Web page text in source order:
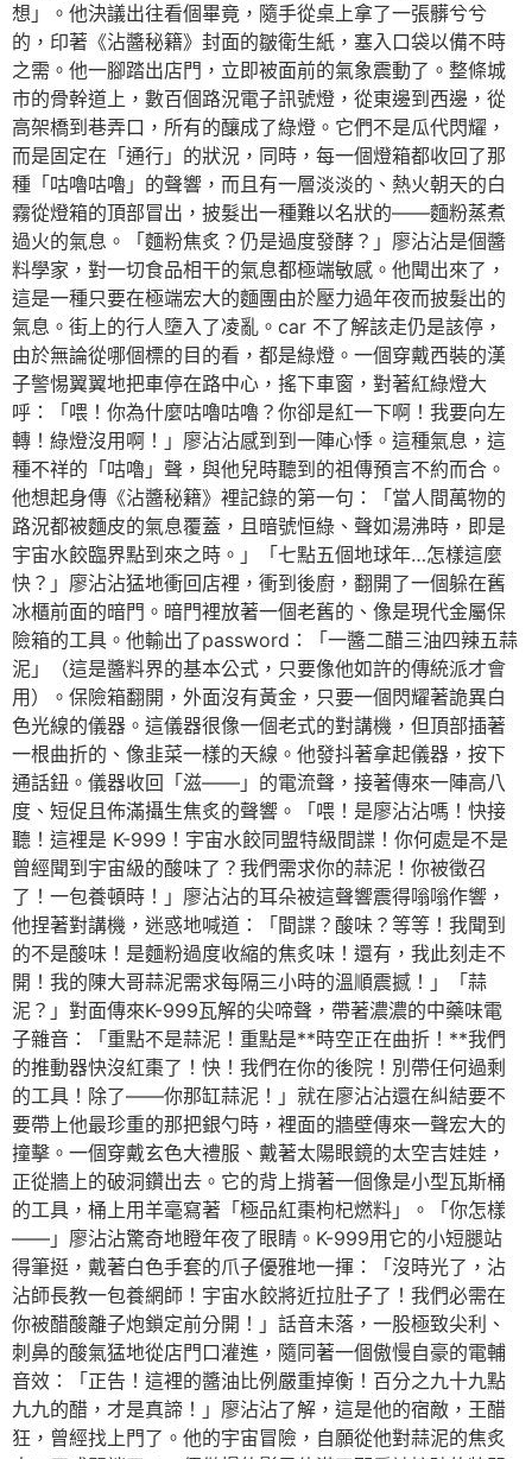
想」。他決議出往看個畢竟，隨手從桌上拿了一張髒兮兮
的，印著《沾醬秘籍》封面的皺衛生紙，塞入口袋以備不時
之需。他一腳踏出店門，立即被面前的氣象震動了。整條城
市的骨幹道上，數百個路況電子訊號燈，從東邊到西邊，從
高架橋到巷弄口，所有的釀成了綠燈。它們不是瓜代閃耀，
而是固定在「通行」的狀況，同時，每一個燈箱都收回了那
種「咕嚕咕嚕」的聲響，而且有一層淡淡的、熱火朝天的白
霧從燈箱的頂部冒出，披髮出一種難以名狀的——麵粉蒸煮
過火的氣息。「麵粉焦炙？仍是過度發酵？」廖沾沾是個醬
料學家，對一切食品相干的氣息都極端敏感。他聞出來了，
這是一種只要在極端宏大的麵團由於壓力過年夜而披髮出的
氣息。街上的行人墮入了凌亂。car 不了解該走仍是該停，
由於無論從哪個標的目的看，都是綠燈。一個穿戴西裝的漢
子警惕翼翼地把車停在路中心，搖下車窗，對著紅綠燈大
呼：「喂！你為什麼咕嚕咕嚕？你卻是紅一下啊！我要向左
轉！綠燈沒用啊！」廖沾沾感到到一陣心悸。這種氣息，這
種不祥的「咕嚕」聲，與他兒時聽到的祖傳預言不約而合。
他想起身傳《沾醬秘籍》裡記錄的第一句：「當人間萬物的
路況都被麵皮的氣息覆蓋，且暗號恒綠、聲如湯沸時，即是
宇宙水餃臨界點到來之時。」「七點五個地球年…怎樣這麼
快？」廖沾沾猛地衝回店裡，衝到後廚，翻開了一個躲在舊
冰櫃前面的暗門。暗門裡放著一個老舊的、像是現代金屬保
險箱的工具。他輸出了password：「一醬二醋三油四辣五蒜
泥」（這是醬料界的基本公式，只要像他如許的傳統派才會
用）。保險箱翻開，外面沒有黃金，只要一個閃耀著詭異白
色光線的儀器。這儀器很像一個老式的對講機，但頂部插著
一根曲折的、像韭菜一樣的天線。他發抖著拿起儀器，按下
通話鈕。儀器收回「滋——」的電流聲，接著傳來一陣高八
度、短促且佈滿攝生焦炙的聲響。「喂！是廖沾沾嗎！快接
聽！這裡是 K-999！宇宙水餃同盟特級間諜！你何處是不是
曾經聞到宇宙級的酸味了？我們需求你的蒜泥！你被徵召
了！一包養頓時！」廖沾沾的耳朵被這聲響震得嗡嗡作響，
他捏著對講機，迷惑地喊道：「間諜？酸味？等等！我聞到
的不是酸味！是麵粉過度收縮的焦炙味！還有，我此刻走不
開！我的陳大哥蒜泥需求每隔三小時的溫順震撼！」「蒜
泥？」對面傳來K-999瓦解的尖啼聲，帶著濃濃的中藥味電
子雜音：「重點不是蒜泥！重點是**時空正在曲折！**我們
的推動器快沒紅棗了！快！我們在你的後院！別帶任何過剩
的工具！除了——你那缸蒜泥！」就在廖沾沾還在糾結要不
要帶上他最珍重的那把銀勺時，裡面的牆壁傳來一聲宏大的
撞擊。一個穿戴玄色大禮服、戴著太陽眼鏡的太空吉娃娃，
正從牆上的破洞鑽出去。它的背上揹著一個像是小型瓦斯桶
的工具，桶上用羊毫寫著「極品紅棗枸杞燃料」。「你怎樣
——」廖沾沾驚奇地瞪年夜了眼睛。K-999用它的小短腿站
得筆挺，戴著白色手套的爪子優雅地一揮：「沒時光了，沾
沾師長教一包養網師！宇宙水餃將近拉肚子了！我們必需在
你被醋酸離子炮鎖定前分開！」話音未落，一股極致尖利、
刺鼻的酸氣猛地從店門口灌進，隨同著一個傲慢自豪的電輔
音效：「正告！這裡的醬油比例嚴重掉衡！百分之九十九點
九九的醋，才是真諦！」廖沾沾了解，這是他的宿敵，王醋
狂，曾經找上門了。他的宇宙冒險，自願從他對蒜泥的焦炙